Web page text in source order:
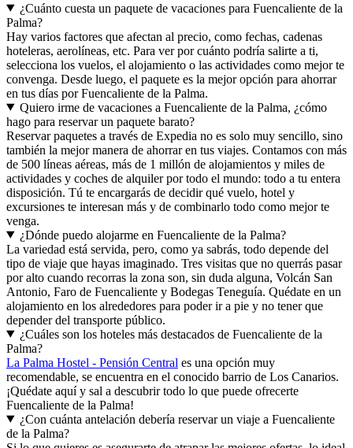
¿Cuánto cuesta un paquete de vacaciones para Fuencaliente de la
Palma?
Hay varios factores que afectan al precio, como fechas, cadenas
hoteleras, aerolíneas, etc. Para ver por cuánto podría salirte a ti,
selecciona los vuelos, el alojamiento o las actividades como mejor te
convenga. Desde luego, el paquete es la mejor opción para ahorrar
en tus días por Fuencaliente de la Palma.
Quiero irme de vacaciones a Fuencaliente de la Palma, ¿cómo
hago para reservar un paquete barato?
Reservar paquetes a través de Expedia no es solo muy sencillo, sino
también la mejor manera de ahorrar en tus viajes. Contamos con más
de 500 líneas aéreas, más de 1 millón de alojamientos y miles de
actividades y coches de alquiler por todo el mundo: todo a tu entera
disposición. Tú te encargarás de decidir qué vuelo, hotel y
excursiones te interesan más y de combinarlo todo como mejor te
venga.
¿Dónde puedo alojarme en Fuencaliente de la Palma?
La variedad está servida, pero, como ya sabrás, todo depende del
tipo de viaje que hayas imaginado. Tres visitas que no querrás pasar
por alto cuando recorras la zona son, sin duda alguna, Volcán San
Antonio, Faro de Fuencaliente y Bodegas Teneguía. Quédate en un
alojamiento en los alrededores para poder ir a pie y no tener que
depender del transporte público.
¿Cuáles son los hoteles más destacados de Fuencaliente de la
Palma?
La Palma Hostel - Pensión Central es una opción muy
recomendable, se encuentra en el conocido barrio de Los Canarios.
¡Quédate aquí y sal a descubrir todo lo que puede ofrecerte
Fuencaliente de la Palma!
¿Con cuánta antelación debería reservar un viaje a Fuencaliente
de la Palma?